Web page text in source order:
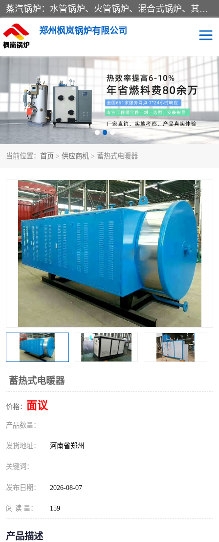
蒸汽锅炉：水管锅炉、火管锅炉、混合式锅炉、其他蒸汽锅炉； 热水锅炉：家用型集中供暖用热水锅炉、其他热水锅炉； 有机热载体锅炉； 船用蒸汽锅炉； （锅炉用辅助设备及装置）蒸汽冷凝器：表面冷凝器、混合式冷凝器、空冷式冷凝器、其他蒸汽冷凝器； 锅炉用辅助设备：节热器、蒸汽收集器、蓄能器、烟垢清除器、气体回收器、泥渣刮除器、空气预热器、其他锅炉用辅助设备；
郑州枫岚锅炉有限公司
当前位置： 首页 > 供应商机 > 蓄热式电暖器
蓄热式电暖器
价格： 面议
产品数量：
发货地址： 河南省郑州
关键词：
发布日期： 2026-08-07
阅 读 量： 159
产品描述